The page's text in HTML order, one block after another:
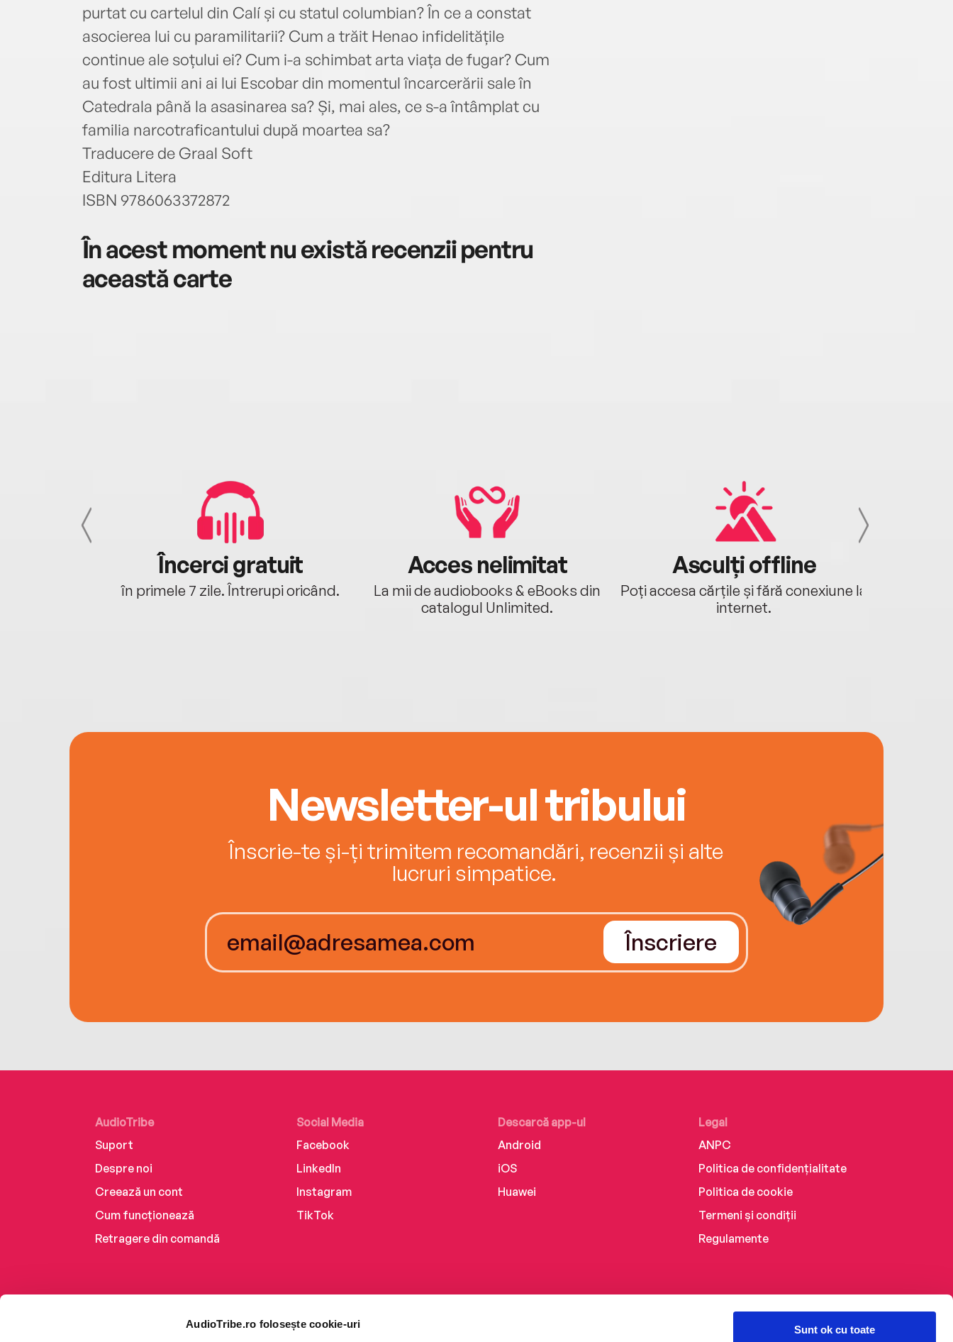
AudioTribe.ro folosește cookie-uri
Sunt ok cu toate
purtat cu cartelul din Calí și cu statul columbian? În ce a constat
asocierea lui cu paramilitarii? Cum a trăit Henao infidelitățile
continue ale soțului ei? Cum i-a schimbat arta viața de fugar? Cum
au fost ultimii ani ai lui Escobar din momentul încarcerării sale în
Catedrala până la asasinarea sa? Și, mai ales, ce s-a întâmplat cu
familia narcotraficantului după moartea sa?
Traducere de Graal Soft
Editura Litera
ISBN 9786063372872
În acest moment nu există recenzii pentru
această carte
Încerci gratuit
în primele 7 zile. Întrerupi oricând.
Acces nelimitat
La mii de audiobooks & eBooks din
catalogul Unlimited.
Asculți offline
Poți accesa cărțile și fără conexiune la
internet.
Newsletter-ul tribului
Înscrie-te și-ți trimitem recomandări, recenzii și alte
lucruri simpatice.
Înscriere
AudioTribe
Suport
Despre noi
Creează un cont
Cum funcționează
Retragere din comandă
Social Media
Facebook
LinkedIn
Instagram
TikTok
Descarcă app-ul
Android
iOS
Huawei
Legal
ANPC
Politica de confidențialitate
Politica de cookie
Termeni și condiții
Regulamente